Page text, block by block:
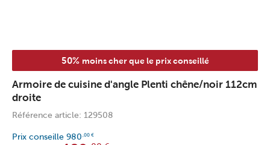
50% moins cher que le prix conseillé
Armoire de cuisine d'angle Plenti chêne/noir 112cm
droite
Référence article: 129508
Prix conseille 980 ,00 €